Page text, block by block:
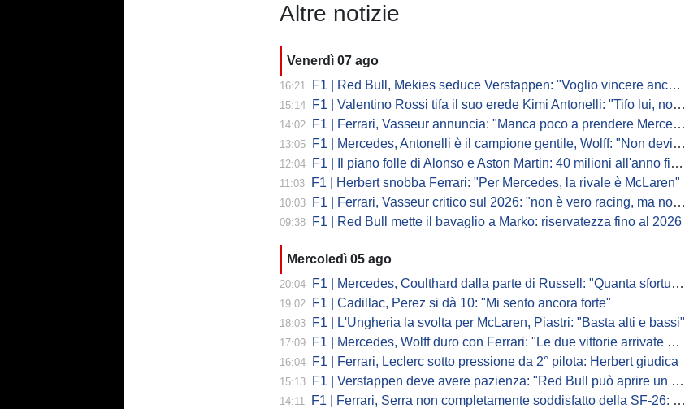
Altre notizie
Venerdì 07 ago
16:21 F1 | Red Bull, Mekies seduce Verstappen: "Voglio vincere anch'io"
15:14 F1 | Valentino Rossi tifa il suo erede Kimi Antonelli: "Tifo lui, non Ferrari"
14:02 F1 | Ferrari, Vasseur annuncia: "Manca poco a prendere Mercedes, ma non basterà l'ADUO"
13:05 F1 | Mercedes, Antonelli è il campione gentile, Wolff: "Non devi essere stronzo per vincere"
12:04 F1 | Il piano folle di Alonso e Aston Martin: 40 milioni all'anno fino ai 47 anni di Nando
11:03 F1 | Herbert snobba Ferrari: "Per Mercedes, la rivale è McLaren"
10:03 F1 | Ferrari, Vasseur critico sul 2026: "non è vero racing, ma non è artificiale"
09:38 F1 | Red Bull mette il bavaglio a Marko: riservatezza fino al 2026
Mercoledì 05 ago
20:04 F1 | Mercedes, Coulthard dalla parte di Russell: "Quanta sfortuna può avere un pilota?"
19:02 F1 | Cadillac, Perez si dà 10: "Mi sento ancora forte"
18:03 F1 | L'Ungheria la svolta per McLaren, Piastri: "Basta alti e bassi"
17:09 F1 | Mercedes, Wolff duro con Ferrari: "Le due vittorie arrivate per colpa nostra
16:04 F1 | Ferrari, Leclerc sotto pressione da 2° pilota: Herbert giudica
15:13 F1 | Verstappen deve avere pazienza: "Red Bull può aprire un nuovo corso"
14:11 F1 | Ferrari, Serra non completamente soddisfatto della SF-26: "Non è solo la mia macchina"